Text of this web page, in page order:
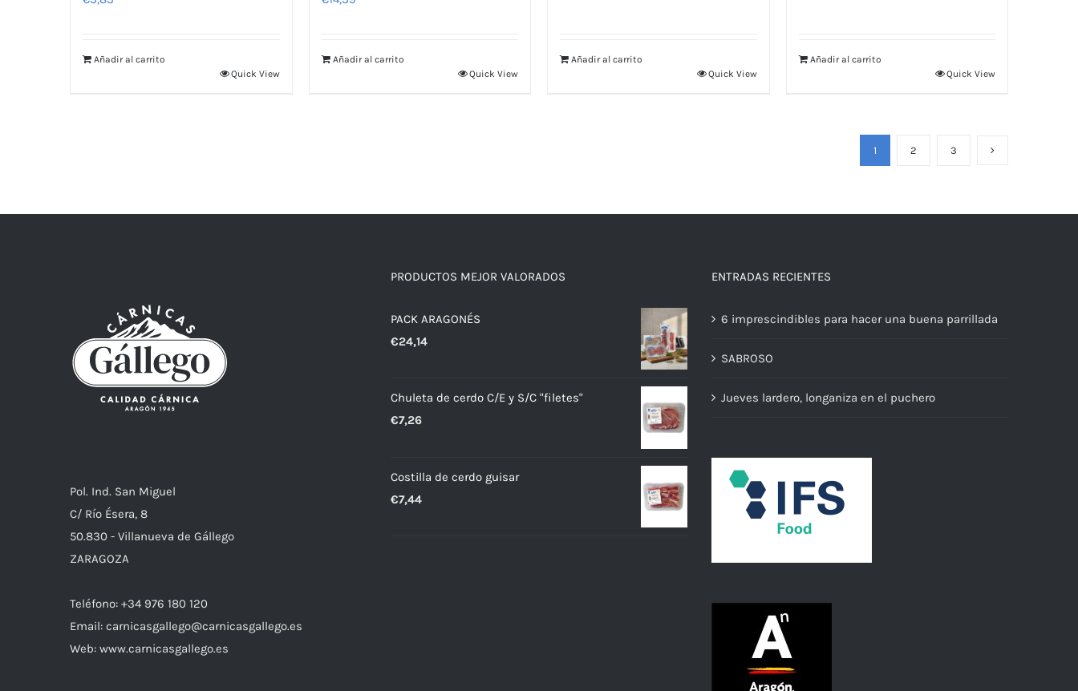
Añadir al carrito
Quick View
Añadir al carrito
Quick View
Añadir al carrito
Quick View
Añadir al carrito
Quick View
1 2 3
Pol. Ind. San Miguel
C/ Río Ésera, 8
50.830 - Villanueva de Gállego
ZARAGOZA
Teléfono: +34 976 180 120
Email: carnicasgallego@carnicasgallego.es
Web: www.carnicasgallego.es
PRODUCTOS MEJOR VALORADOS
PACK ARAGONÉS
€24,14
Chuleta de cerdo C/E y S/C "filetes"
€7,26
Costilla de cerdo guisar
€7,44
ENTRADAS RECIENTES
6 imprescindibles para hacer una buena parrillada
SABROSO
Jueves lardero, longaniza en el puchero